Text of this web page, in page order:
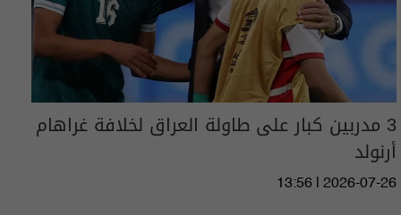
3 مدربين كبار على طاولة العراق لخلافة غراهام
أرنولد
13:56 | 2026-07-26